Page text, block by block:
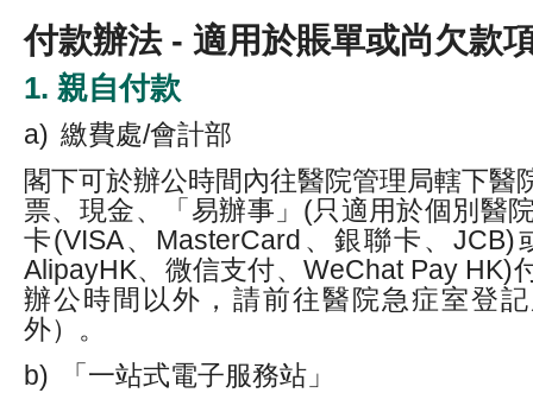
付款辦法 - 適用於賬單或尚欠款
1. 親自付款
a) 繳費處/會計部
閣下可於辦公時間內往醫院管理局轄下醫
票、現金、「易辦事」(只適用於個別醫
卡(VISA、MasterCard、銀聯卡、
AlipayHK、微信支付、WeChat Pay HK)
辦公時間以外，請前往醫院急症室登
外）。
b)
「一站式電子服務站」